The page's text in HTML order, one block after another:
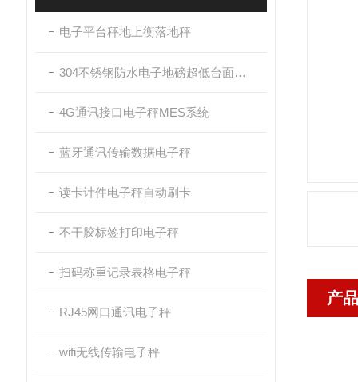
电子平台秤地上衡落地秤
304不锈钢防水电子地磅超低台面带斜坡
4G通讯接口电子秤MES系统
蓝牙通讯传输数据电子秤
读卡计件电子秤自动刷卡
不干胶标签打印电子秤
扫码称重记录表格电子秤
RJ45网口通讯电子秤
wifi无线传输电子秤
产